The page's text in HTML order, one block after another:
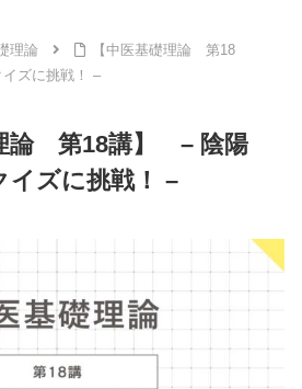
理論
【中医基礎理論 第18
ズに挑戦！ –
論 第18講】 – 陰陽
ズに挑戦！ –